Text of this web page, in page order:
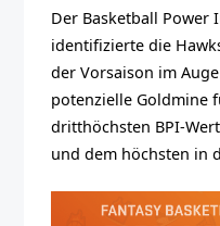
Der Basketball Power
identifizierte die
der Vorsaison im
potenzielle Goldmine
dritthöchsten BPI-
und dem höchsten in